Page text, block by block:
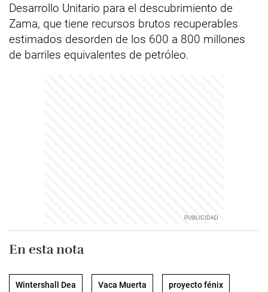
Desarrollo Unitario para el descubrimiento de
Zama, que tiene recursos brutos recuperables
estimados desorden de los 600 a 800 millones
de barriles equivalentes de petróleo.
En esta nota
Wintershall Dea Vaca Muerta proyecto fénix